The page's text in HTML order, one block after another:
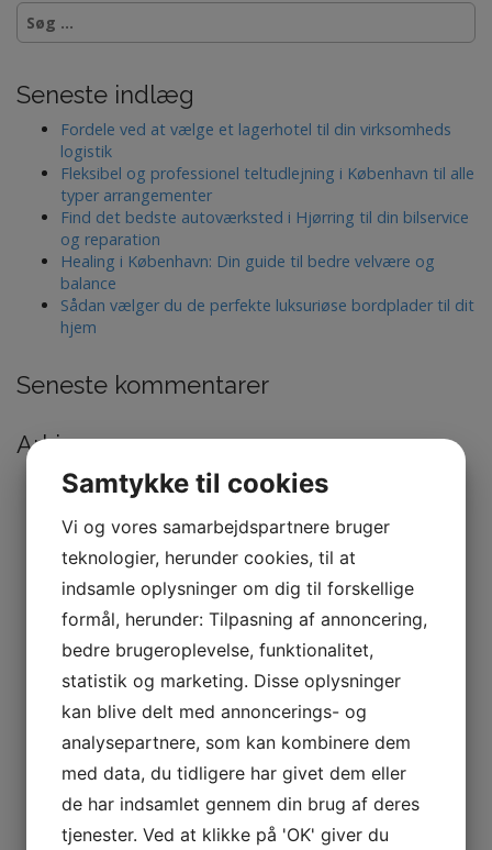
S
f
Seneste indlæg
Fordele ved at vælge et lagerhotel til din virksomheds
logistik
Fleksibel og professionel teltudlejning i København til alle
typer arrangementer
Find det bedste autoværksted i Hjørring til din bilservice
og reparation
Healing i København: Din guide til bedre velvære og
balance
Sådan vælger du de perfekte luksuriøse bordplader til dit
hjem
Seneste kommentarer
Arkiver
juli 2026
maj 2026
marts 2026
januar 2026
november 2025
september 2025
juli 2025
marts 2025
februar 2025
november 2024
februar 2024
januar 2024
december 2023
november 2023
oktober 2023
september 2023
Samtykke til cookies
Vi og vores samarbejdspartnere bruger
teknologier, herunder cookies, til at
indsamle oplysninger om dig til forskellige
formål, herunder: Tilpasning af annoncering,
bedre brugeroplevelse, funktionalitet,
statistik og marketing. Disse oplysninger
kan blive delt med annoncerings- og
analysepartnere, som kan kombinere dem
med data, du tidligere har givet dem eller
de har indsamlet gennem din brug af deres
tjenester. Ved at klikke på 'OK' giver du